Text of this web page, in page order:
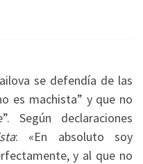
se defendía de las
es machista” y que no
Según declaraciones
: «En absoluto soy
y al que no